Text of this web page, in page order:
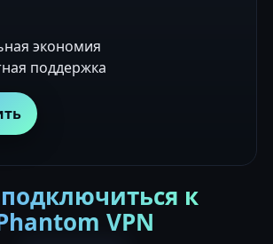
экономия
поддержка
к
VPN